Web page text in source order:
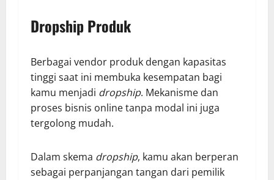
Dropship Produk
Berbagai vendor produk dengan kapasitas
tinggi saat ini membuka kesempatan bagi
kamu menjadi dropship. Mekanisme dan
proses bisnis online tanpa modal ini juga
tergolong mudah.
Dalam skema dropship, kamu akan berperan
sebagai perpanjangan tangan dari pemilik